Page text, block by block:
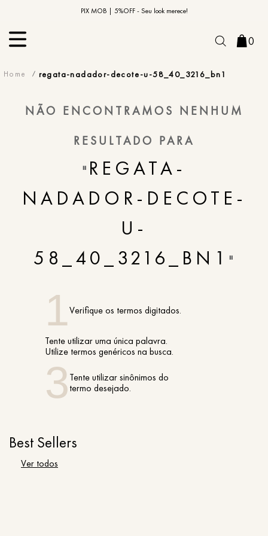
PIX MOB | 5%OFF - Seu look merece!
10% OFF na primeira compra | Cupom: BEMVINDO10*
0
regata-nadador-decote-u-58_40_3216_bn1
NÃO ENCONTRAMOS NENHUM
RESULTADO PARA
" REGATA-
NADADOR-DECOTE-
U-
58_40_3216_BN1 "
Verifique os termos digitados.
Tente utilizar uma única palavra.
Utilize termos genéricos na busca.
Tente utilizar sinônimos do
termo desejado.
Best Sellers
Ver todos